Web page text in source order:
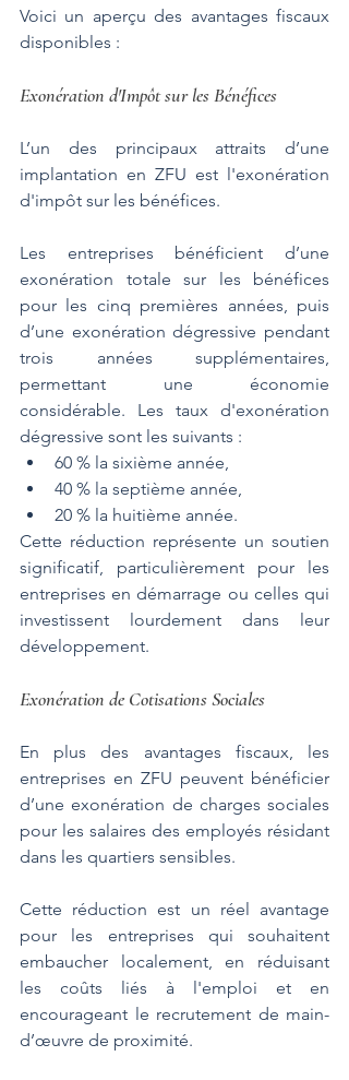
Voici un aperçu des avantages fiscaux
disponibles :
Exonération d'Impôt sur les Bénéfices
L’un des principaux attraits d’une
implantation en ZFU est l'exonération
d'impôt sur les bénéfices.
Les entreprises bénéficient d’une
exonération totale sur les bénéfices
pour les cinq premières années, puis
d’une exonération dégressive pendant
trois années supplémentaires,
permettant une économie
considérable. Les taux d'exonération
dégressive sont les suivants :
60 % la sixième année,
40 % la septième année,
20 % la huitième année.
Cette réduction représente un soutien
significatif, particulièrement pour les
entreprises en démarrage ou celles qui
investissent lourdement dans leur
développement.
Exonération de Cotisations Sociales
En plus des avantages fiscaux, les
entreprises en ZFU peuvent bénéficier
d’une exonération de charges sociales
pour les salaires des employés résidant
dans les quartiers sensibles.
Cette réduction est un réel avantage
pour les entreprises qui souhaitent
embaucher localement, en réduisant
les coûts liés à l'emploi et en
encourageant le recrutement de main-
d’œuvre de proximité.